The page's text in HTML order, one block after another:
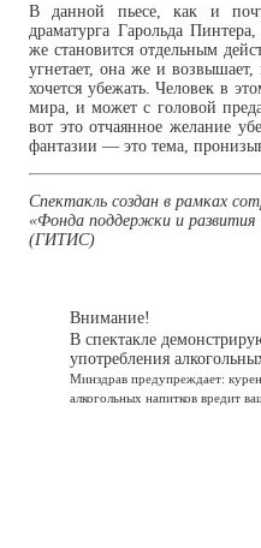
В данной пьесе, как и
драматурга Гарольда
же становится отдельным
угнетает, она же и возвышает,
хочется убежать. Человек в
мира, и может с головой
вот это отчаянное желание
фантазии — это тема,
Спектакль создан в рамках
«Фонда поддержки и развития
(ГИТИС)
Внимание!
В спектакле
употребления
Минздрав предупреждает:
алкогольных напитков вредит